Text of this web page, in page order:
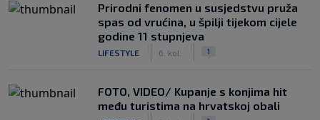
Prirodni fenomen u susjedstvu pruža
spas od vrućina, u špilji tijekom cijele
godine 11 stupnjeva
LIFESTYLE 6. kol. 1
FOTO, VIDEO/ Kupanje s konjima hit
među turistima na hrvatskoj obali